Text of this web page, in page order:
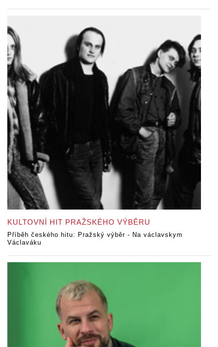
KULTOVNÍ HIT PRAŽSKÉHO VÝBĚRU
Příběh českého hitu: Pražský výběr - Na václavskym
Václaváku